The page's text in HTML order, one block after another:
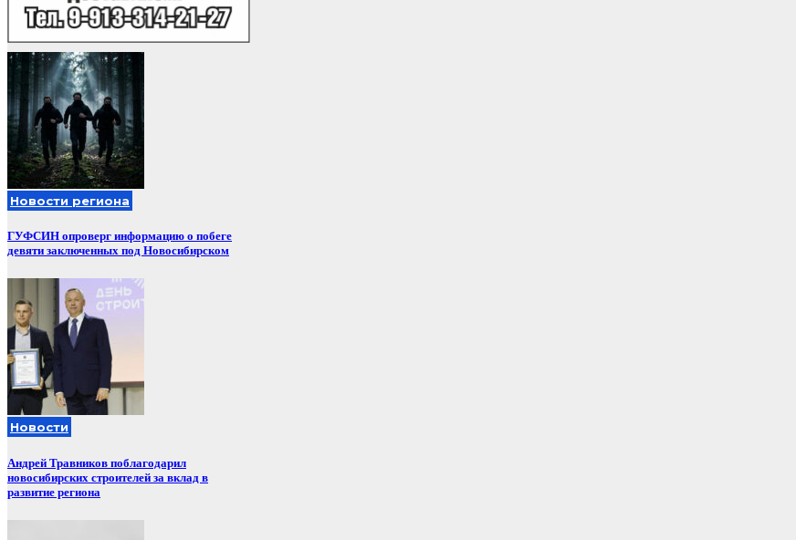
Новости региона
ГУФСИН опроверг информацию о побеге
девяти заключенных под Новосибирском
Новости
Андрей Травников поблагодарил
новосибирских строителей за вклад в
развитие региона